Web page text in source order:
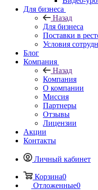
Для бизнеса
Назад
Для бизнеса
Поставки в
Условия
Блог
Компания
Назад
Компания
О компании
Миссия
Партнеры
Отзывы
Лицензии
Акции
Контакты
Личный кабинет
Корзина0
Отложенные0